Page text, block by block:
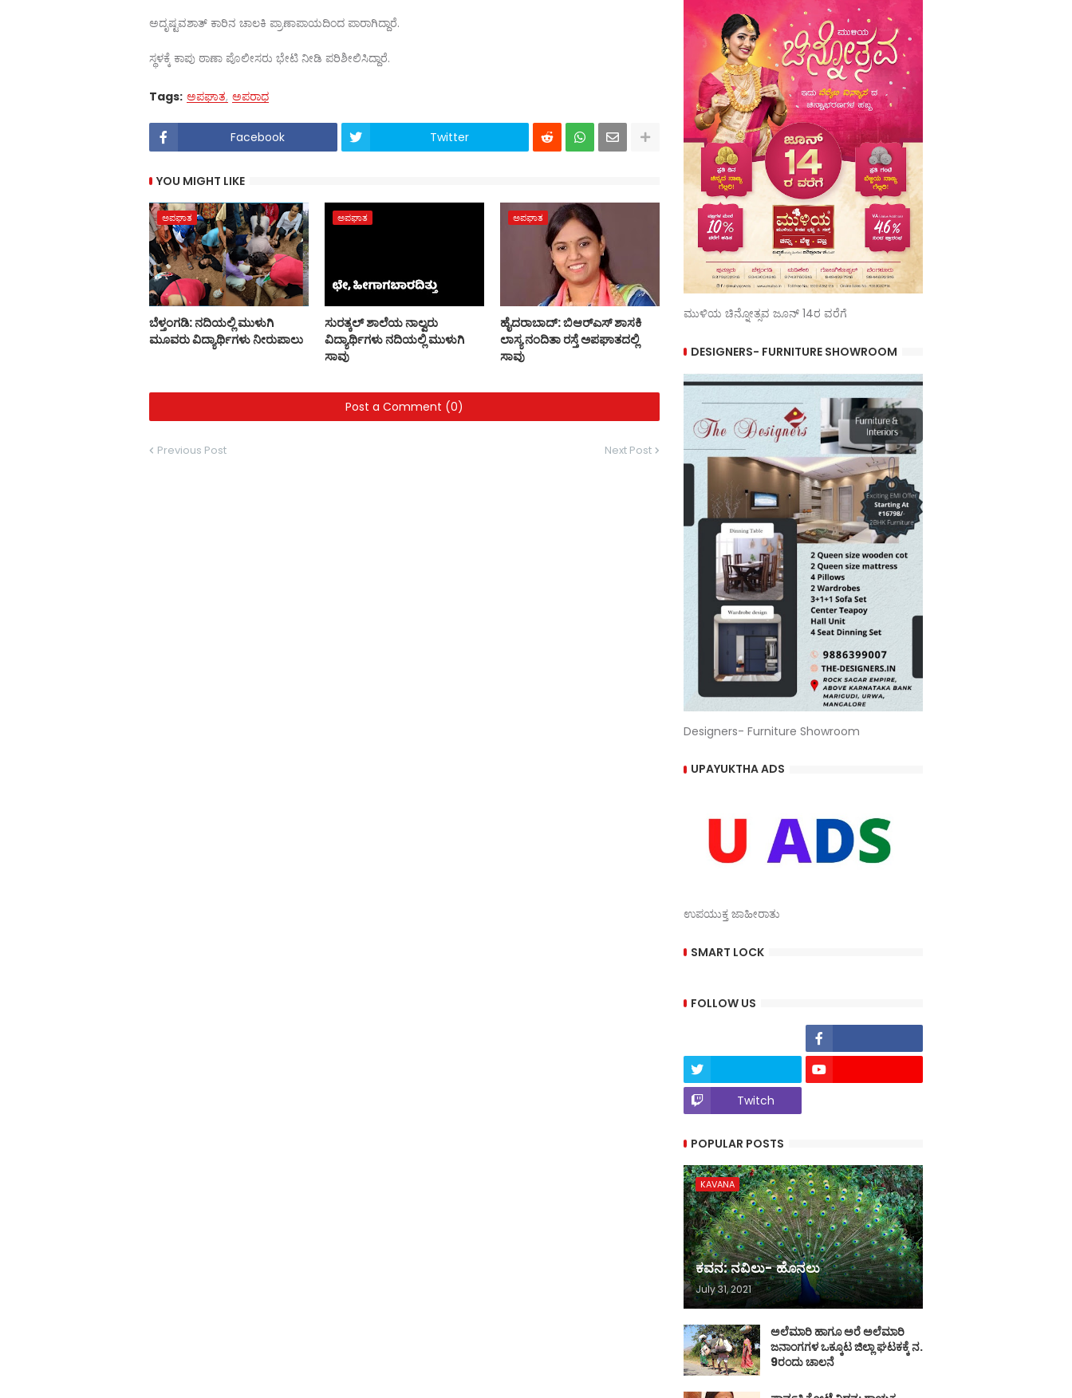
ಅದೃಷ್ಟವಶಾತ್ ಕಾರಿನ ಚಾಲಕಿ ಪ್ರಾಣಾಪಾಯದಿಂದ ಪಾರಾಗಿದ್ದಾರೆ.
ಸ್ಥಳಕ್ಕೆ ಕಾಪು ಠಾಣಾ ಪೊಲೀಸರು ಭೇಟಿ ನೀಡಿ ಪರಿಶೀಲಿಸಿದ್ದಾರೆ.
Tags: ಅಪಘಾತ ಅಪರಾಧ
Facebook Twitter
YOU MIGHT LIKE
ಅಪಘಾತ
ಬೆಳ್ತಂಗಡಿ: ನದಿಯಲ್ಲಿ ಮುಳುಗಿ
ಮೂವರು ವಿದ್ಯಾರ್ಥಿಗಳು ನೀರುಪಾಲು
ಅಪಘಾತ
ಸುರತ್ಕಲ್‌ ಶಾಲೆಯ ನಾಲ್ವರು
ವಿದ್ಯಾರ್ಥಿಗಳು ನದಿಯಲ್ಲಿ ಮುಳುಗಿ
ಸಾವು
ಅಪಘಾತ
ಹೈದರಾಬಾದ್: ಬಿಆರ್‌ಎಸ್ ಶಾಸಕಿ
ಲಾಸ್ಯ ನಂದಿತಾ ರಸ್ತೆ ಅಪಘಾತದಲ್ಲಿ
ಸಾವು
Post a Comment (0)
Previous Post Next Post
ಮುಳಿಯ ಚಿನ್ನೋತ್ಸವ ಜೂನ್ 14ರ ವರೆಗೆ
DESIGNERS- FURNITURE SHOWROOM
Designers- Furniture Showroom
UPAYUKTHA ADS
ಉಪಯುಕ್ತ ಜಾಹೀರಾತು
SMART LOCK
FOLLOW US
Twitch
POPULAR POSTS
KAVANA
ಕವನ: ನವಿಲು- ಹೊನಲು
July 31, 2021
ಅಲೆಮಾರಿ ಹಾಗೂ ಅರೆ ಅಲೆಮಾರಿ
ಜನಾಂಗಗಳ ಒಕ್ಕೂಟ ಜಿಲ್ಲಾ ಘಟಕಕ್ಕೆ ನ.
9ರಂದು ಚಾಲನೆ